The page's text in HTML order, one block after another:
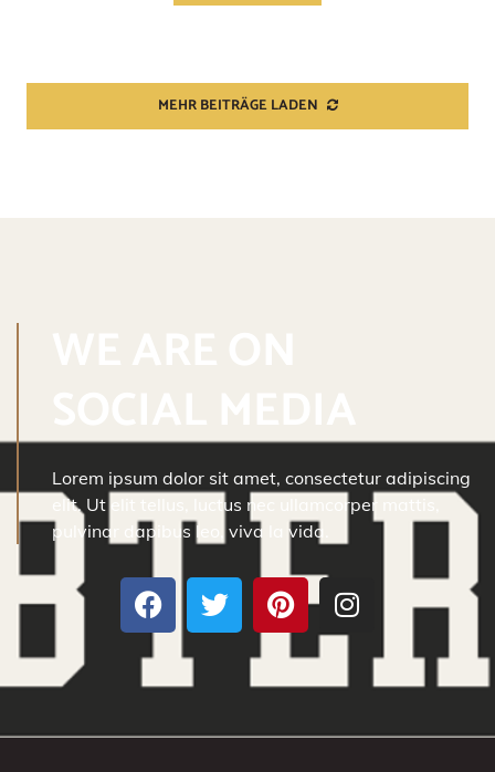
MEHR BEITRÄGE LADEN
Lorem ipsum dolor sit amet, consectetur adipiscing
elit. Ut elit tellus, luctus nec ullamcorper mattis,
pulvinar dapibus leo, viva la vida.